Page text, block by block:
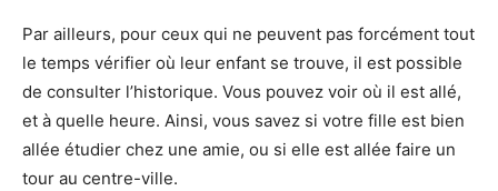
Par ailleurs, pour ceux qui ne peuvent pas forcément tout
le temps vérifier où leur enfant se trouve, il est possible
de consulter l’historique. Vous pouvez voir où il est allé,
et à quelle heure. Ainsi, vous savez si votre fille est bien
allée étudier chez une amie, ou si elle est allée faire un
tour au centre-ville.